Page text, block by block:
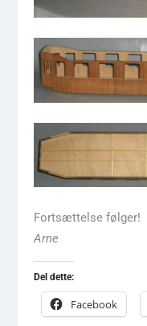
Fortsættelse følger!
Arne
Del dette:
Facebook